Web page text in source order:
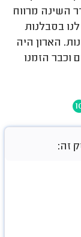
השינה מרווח
בסבלנות
הארון היה
וכבר הזמנו